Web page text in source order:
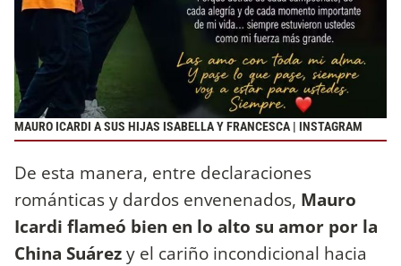
MAURO ICARDI A SUS HIJAS ISABELLA Y FRANCESCA | INSTAGRAM
De esta manera, entre declaraciones
románticas y dardos envenenados, Mauro
Icardi flameó bien en lo alto su amor por la
China Suárezy el cariño incondicional hacia